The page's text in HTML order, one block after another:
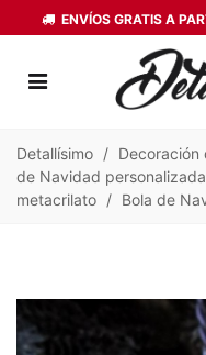
ENVÍOS GRATIS A
Detallísimo / Decoración
de Navidad
metacrilato / Bola de